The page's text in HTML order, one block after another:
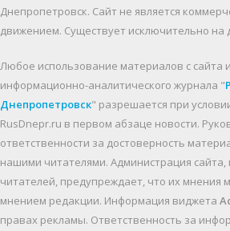
Днепропетровск. Cайт не является
движением. Существует исключительно на
Любое использование материалов c сайта
информационно-аналитического журнала "
Днепропетровск" разрешается при
RusDnepr.ru в первом абзаце новости.
ответственности за достоверность
нашими читателями. Администрация сайта,
читателей, предупреждает, что их мнения
мнением редакции. Информация виджета
правах рекламы. Ответственность за